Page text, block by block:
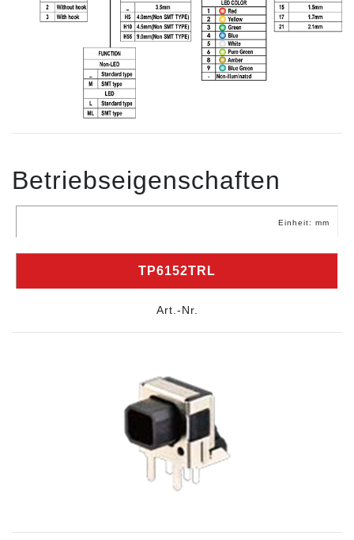
Betriebseigenschaften
Einheit: mm
TP6152TRL
Art.-Nr.